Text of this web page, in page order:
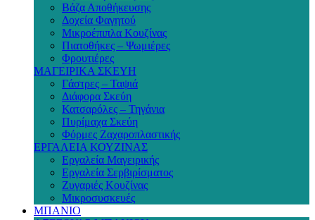
Βάζα Αποθήκευσης
Δοχεία Φαγητού
Μικροέπιπλα Κουζίνας
Πιατοθήκες – Ψωμιέρες
Φρουτιέρες
ΜΑΓΕΙΡΙΚΑ ΣΚΕΥΗ
Γάστρες – Ταψιά
Διάφορα Σκεύη
Κατσαρόλες – Τηγάνια
Πυρίμαχα Σκεύη
Φόρμες Ζαχαροπλαστικής
ΕΡΓΑΛΕΙΑ ΚΟΥΖΙΝΑΣ
Εργαλεία Μαγειρικής
Εργαλεία Σερβιρίσματος
Ζυγαριές Κουζίνας
Μικροσυσκευές
ΜΠΑΝΙΟ